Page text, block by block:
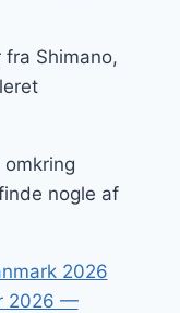
Shimano,
nogle af
2026
2026 —